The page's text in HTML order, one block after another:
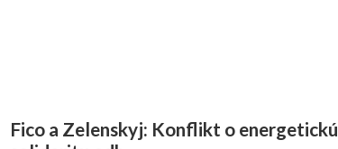
Fico a Zelenskyj: Konflikt o energetickú